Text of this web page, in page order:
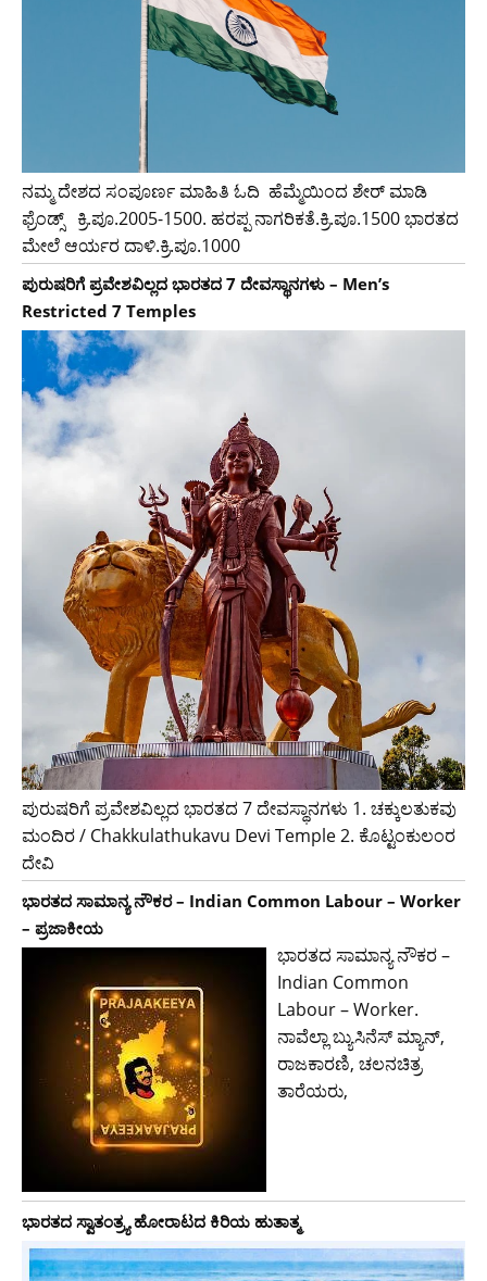
ನಮ್ಮ ದೇಶದ ಸಂಪೂರ್ಣ ಮಾಹಿತಿ ಓದಿ ಹೆಮ್ಮೆಯಿಂದ ಶೇರ್ ಮಾಡಿ
ಫ್ರೆಂಡ್ಸ್ ಕ್ರಿ.ಪೂ.2005-1500. ಹರಪ್ಪ ನಾಗರಿಕತೆ.ಕ್ರಿ.ಪೂ.1500 ಭಾರತದ
ಮೇಲೆ ಆರ್ಯರ ದಾಳಿ.ಕ್ರಿ.ಪೂ.1000
ಪುರುಷರಿಗೆ ಪ್ರವೇಶವಿಲ್ಲದ ಭಾರತದ 7 ದೇವಸ್ಥಾನಗಳು – Men’s
Restricted 7 Temples
ಪುರುಷರಿಗೆ ಪ್ರವೇಶವಿಲ್ಲದ ಭಾರತದ 7 ದೇವಸ್ಥಾನಗಳು 1. ಚಕ್ಕುಲತುಕವು
ಮಂದಿರ / Chakkulathukavu Devi Temple 2. ಕೊಟ್ಟಂಕುಲಂರ
ದೇವಿ
ಭಾರತದ ಸಾಮಾನ್ಯ ನೌಕರ – Indian Common Labour – Worker
– ಪ್ರಜಾಕೀಯ
ಭಾರತದ ಸಾಮಾನ್ಯ ನೌಕರ –
Indian Common
Labour – Worker.
ನಾವೆಲ್ಲಾ ಬ್ಯುಸಿನೆಸ್ ಮ್ಯಾನ್,
ರಾಜಕಾರಣಿ, ಚಲನಚಿತ್ರ
ತಾರೆಯರು,
ಭಾರತದ ಸ್ವಾತಂತ್ರ್ಯ ಹೋರಾಟದ ಕಿರಿಯ ಹುತಾತ್ಮ